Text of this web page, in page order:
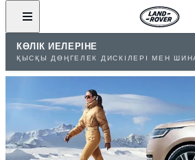
КӨЛІК ИЕЛЕРІНЕ
ҚЫСҚЫ ДӨҢГЕЛЕК ДИСКІЛЕРІ МЕН